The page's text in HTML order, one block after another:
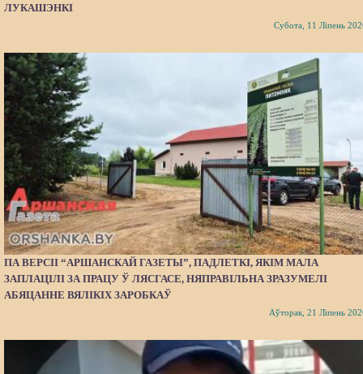
ЛУКАШЭНКІ
Субота, 11 Ліпень
ПА ВЕРСІІ “АРШАНСКАЙ ГАЗЕТЫ”, ПАДЛЕТКІ, ЯКІМ МАЛА
ЗАПЛАЦІЛІ ЗА ПРАЦУ Ў ЛЯСГАСЕ, НЯПРАВІЛЬНА ЗРАЗУМЕЛІ
АБЯЦАННЕ ВЯЛІКІХ ЗАРОБКАЎ
Аўторак, 21 Ліпень